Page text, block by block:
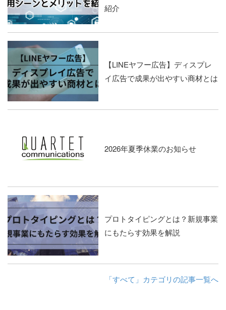
紹介
【LINEヤフー広告】ディスプレ
イ広告で成果が出やすい商材とは
2026年夏季休業のお知らせ
プロトタイピングとは？新規事業
にもたらす効果を解説
「すべて」カテゴリの記事一覧へ